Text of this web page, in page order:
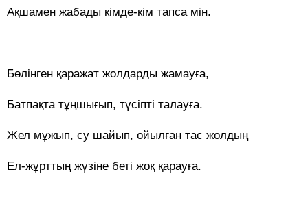
Ақшамен жабады кімде-кім тапса мін.
Бөлінген қаражат жолдарды жамауға,
Батпақта тұңшығып, түсіпті талауға.
Жел мұжып, су шайып, ойылған тас жолдың
Ел-жұрттың жүзіне беті жоқ қарауға.